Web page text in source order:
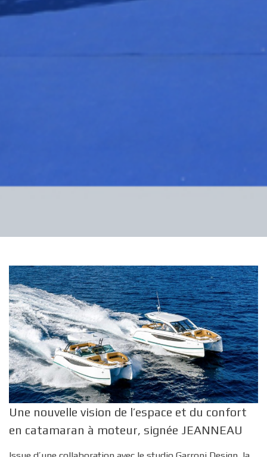
Une nouvelle vision de l’espace et du confort
en catamaran à moteur, signée JEANNEAU